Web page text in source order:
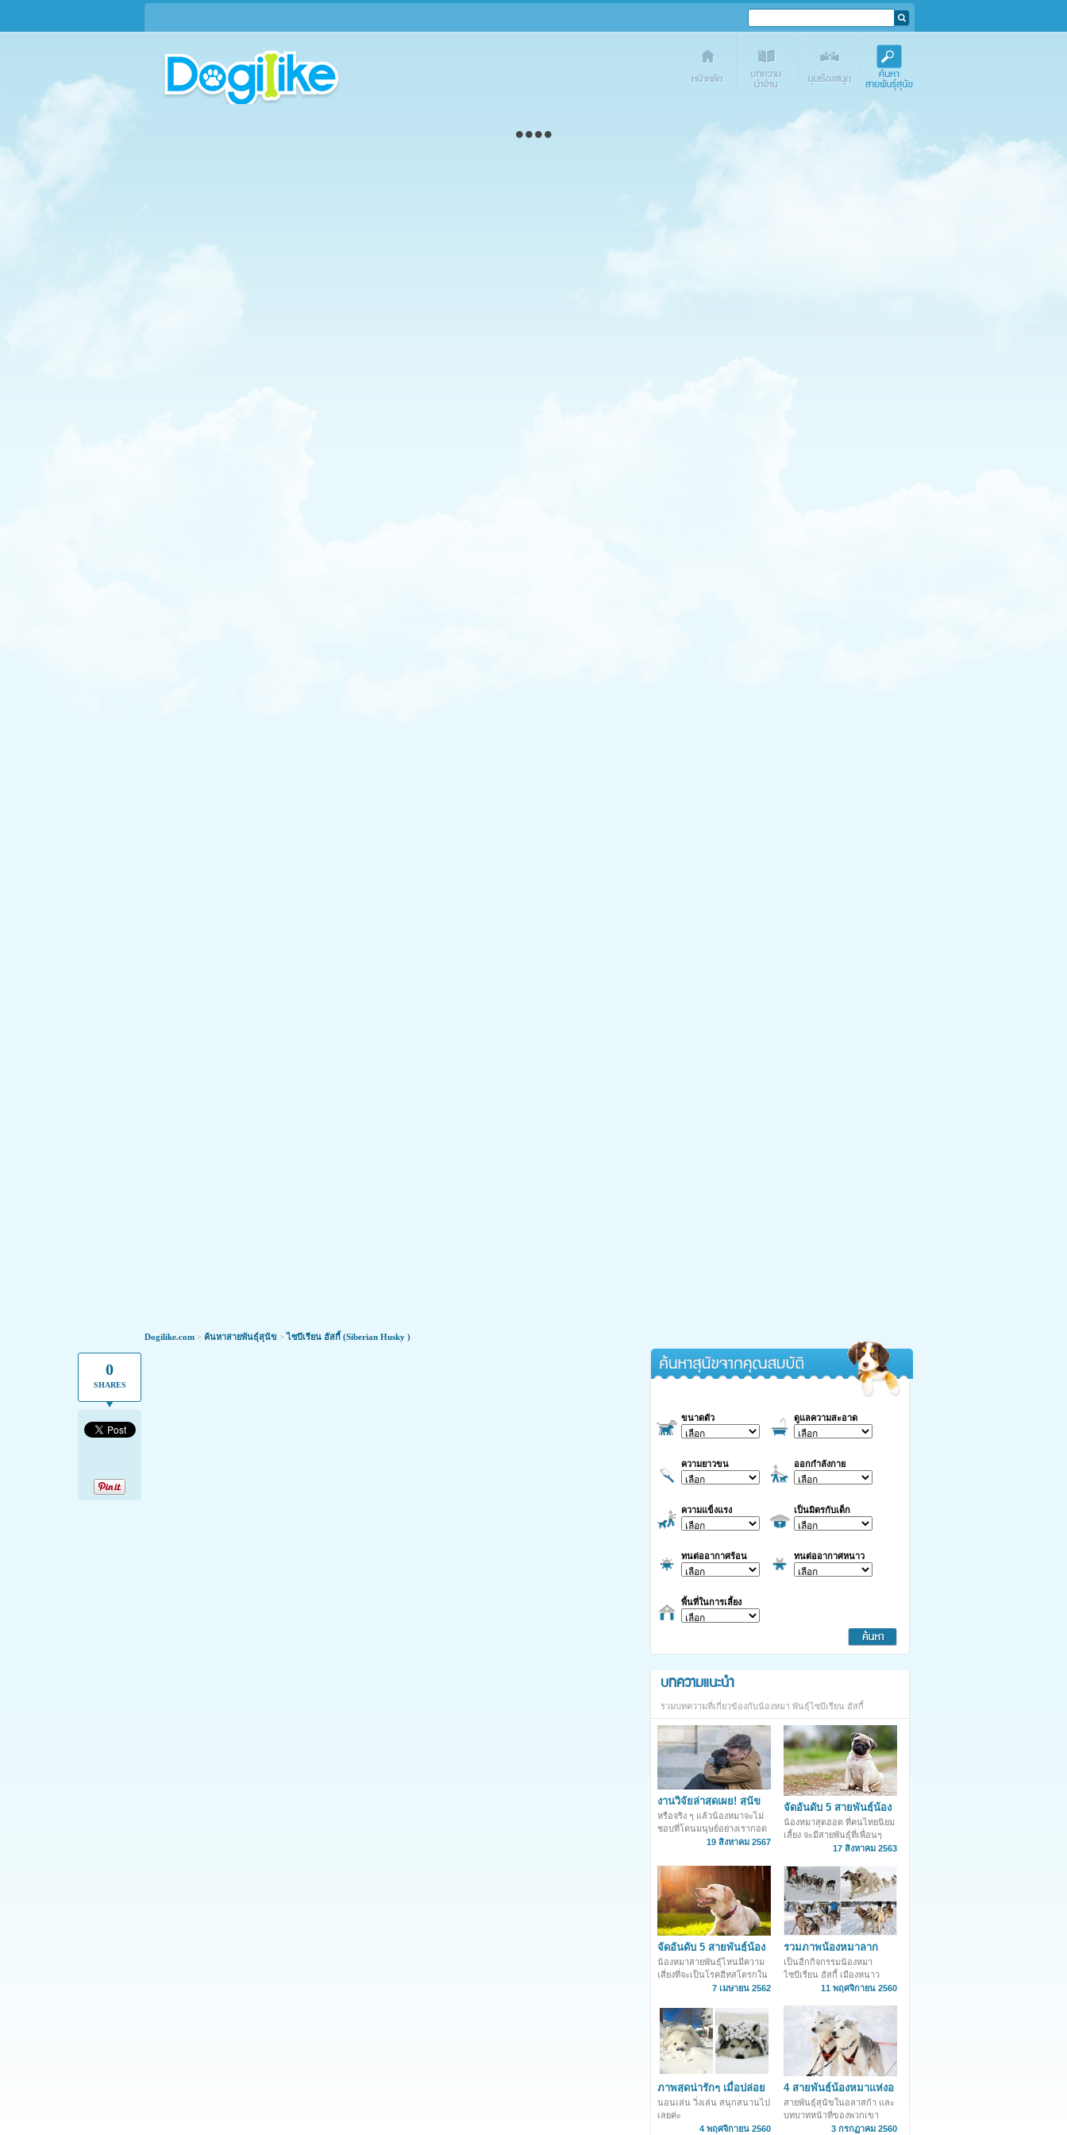
ทุกคนข่าวดี! ตอนนี้มีนวัตกรรมใหม่ ที่ทำให้น้องหมาเป็นโรคข้อเสื่อมได้กลับมาซ่าอีกครั้ง
Dogilike.com > ค้นหาสายพันธุ์สุนัข >ไซบีเรียน ฮัสกี้ (Siberian Husky )
0
SHARES
ขนาดตัว ดูแลความสะอาด
ความยาวขน ออกกำลังกาย
ความแข็งแรง เป็นมิตรกับเด็ก
ทนต่ออากาศร้อน ทนต่ออากาศหนาว
พื้นที่ในการเลี้ยง
บทความแนะนำ
รวมบทความที่เกี่ยวข้องกับน้องหมา พันธุ์ไซบีเรียน ฮัสกี้
งานวิจัยล่าสุดเผย! สุนัข
อาจไม่ชอบถูกมนุษย์กอด
หรือจริง ๆ แล้วน้องหมาจะไม่
ชอบที่โดนมนุษย์อย่างเรากอด
19 สิงหาคม 2567
จัดอันดับ 5 สายพันธุ์น้อง
หมาสุดฮิต ที่คนไทยนิยม
เลี้ยง
น้องหมาสุดฮอต ที่คนไทยนิยม
เลี้ยง จะมีสายพันธุ์ที่เพื่อนๆ
17 สิงหาคม 2563
จัดอันดับ 5 สายพันธุ์น้อง
หมา หน้าร้อนนี้เสี่ยงฮีทส
โตรก
น้องหมาสายพันธุ์ไหนมีความ
เสี่ยงที่จะเป็นโรคฮีทสโตรกใน
หน้าร้อนบ้าง ไปดูกันเลยครับ
7 เมษายน 2562
รวมภาพน้องหมาลาก
เลื่อนสุดเท่
เป็นอีกกิจกรรมน้องหมา
ไซบีเรียน ฮัสกี้ เมืองหนาว
11 พฤศจิกายน 2560
ภาพสุดน่ารักๆ เมื่อปล่อย
น้องหมาไว้กับหิมะ
นอนเล่น วิ่งเล่น สนุกสนานไป
เลยค่ะ
4 พฤศจิกายน 2560
4 สายพันธุ์น้องหมาแห่งอ
ลาสก้า กับภารกิจช่วย
เหลือชีวิตมนุษย์
สายพันธุ์สุนัขในอลาสก้า และ
บทบาทหน้าที่ของพวกเขา
3 กรกฏาคม 2560